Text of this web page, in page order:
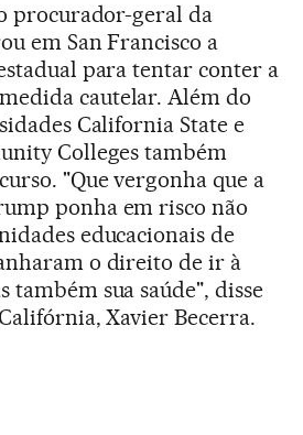
procurador-geral da
em San Francisco a
para tentar conter a
cautelar. Além do
California State e
Colleges também
"Que vergonha que a
ponha em risco não
educacionais de
o direito de ir à
também sua saúde", disse
Xavier Becerra.